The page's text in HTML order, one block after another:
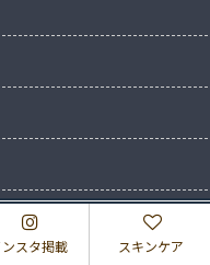
ンスタ掲載 スキンケア